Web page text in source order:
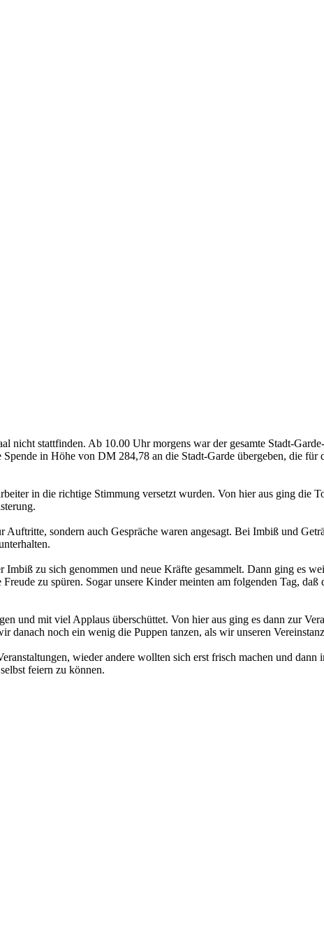
nicht stattfinden. Ab 10.00 Uhr morgens war der gesamte Stadt-
in Höhe von DM 284,78 an die Stadt-Garde übergeben, die
in die richtige Stimmung versetzt wurden. Von hier aus ging die
sondern auch Gespräche waren angesagt. Bei Imbiß und
zu sich genommen und neue Kräfte gesammelt. Dann ging es
zu spüren. Sogar unsere Kinder meinten am folgenden Tag, daß
und mit viel Applaus überschüttet. Von hier aus ging es dann zur
danach noch ein wenig die Puppen tanzen, als wir unseren
wieder andere wollten sich erst frisch machen und
feiern zu können.